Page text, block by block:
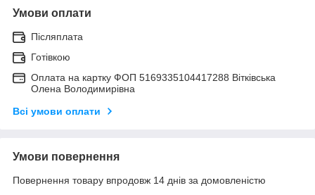
Умови оплати
Післяплата
Готівкою
Оплата на картку ФОП 5169335104417288 Вітківська
Олена Володимирівна
Всі умови оплати
Умови повернення
Повернення товару впродовж 14 днів за домовленістю